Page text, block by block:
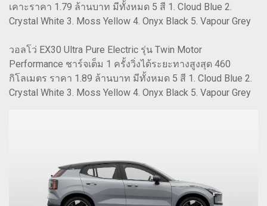
เคาะราคา 1.79 ล้านบาท มีทั้งหมด 5 สี 1. Cloud Blue 2.
Crystal White 3. Moss Yellow 4. Onyx Black 5. Vapour Grey
วอลโว่ EX30 Ultra Pure Electric รุ่น Twin Motor
Performance ชาร์จเต็ม 1 ครั้งวิ่งได้ระยะทางสูงสุด 460
กิโลเมตร ราคา 1.89 ล้านบาท มีทั้งหมด 5 สี 1. Cloud Blue 2.
Crystal White 3. Moss Yellow 4. Onyx Black 5. Vapour Grey